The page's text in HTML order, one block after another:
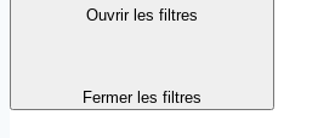
Ouvrir les filtres
Fermer les filtres